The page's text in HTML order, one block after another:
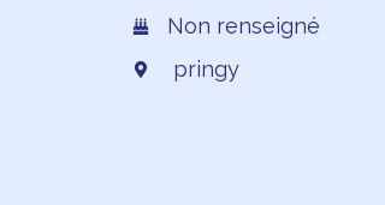
Non renseigné
pringy